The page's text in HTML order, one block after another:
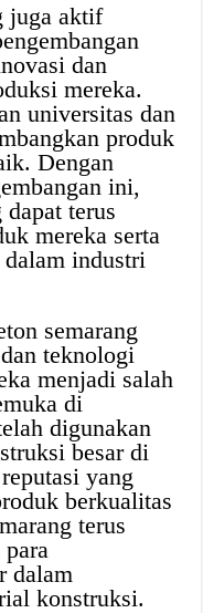
juga aktif
dan
mereka.
universitas dan
produk
Dengan
ini,
terus
mereka serta
industri
semarang
teknologi
menjadi salah
di
digunakan
besar di
yang
berkualitas
terus
dalam
konstruksi.